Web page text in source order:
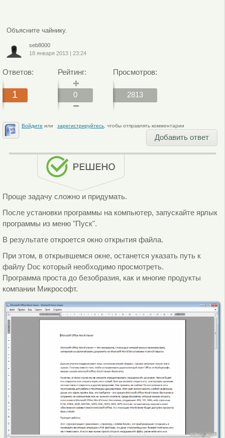
Объясните чайнику.
seb8000
18 января 2013| 23:24
Ответов:
1
Рейтинг:
0
Просмотров:
2813
Войдите или зарегистрируйтесь, чтобы отправлять комментарии
Добавить ответ
Проще задачу сложно и придумать.
После установки программы на компьютер, запускайте ярлык
программы из меню "Пуск".
В результате откроется окно открытия файла.
При этом, в открывшемся окне, останется указать путь к
файлу Doc который необходимо просмотреть.
Программа проста до безобразия, как и многие продукты
компании Микрософт.